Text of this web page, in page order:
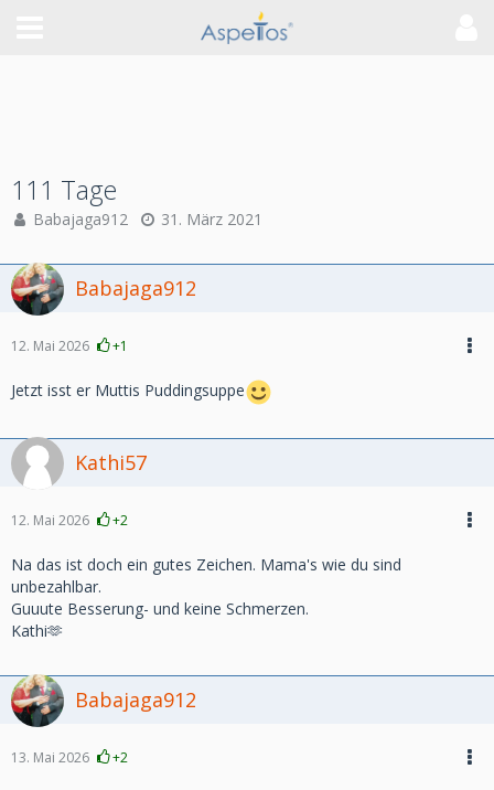
111 Tage
Babajaga912 31. März 2021
Babajaga912
12. Mai 2026 +1
Jetzt isst er Muttis Puddingsuppe
Kathi57
12. Mai 2026 +2
Na das ist doch ein gutes Zeichen. Mama's wie du sind
unbezahlbar.
Guuute Besserung- und keine Schmerzen.
Kathi🫶
Babajaga912
13. Mai 2026 +2